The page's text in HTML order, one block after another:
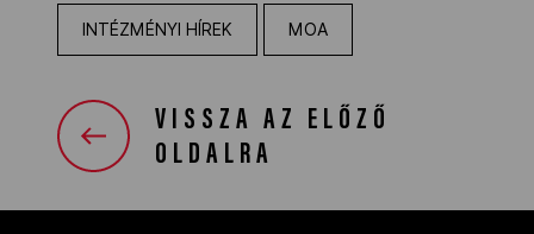
INTÉZMÉNYI HÍREK MOA
VISSZA AZ ELŐZŐ
OLDALRA